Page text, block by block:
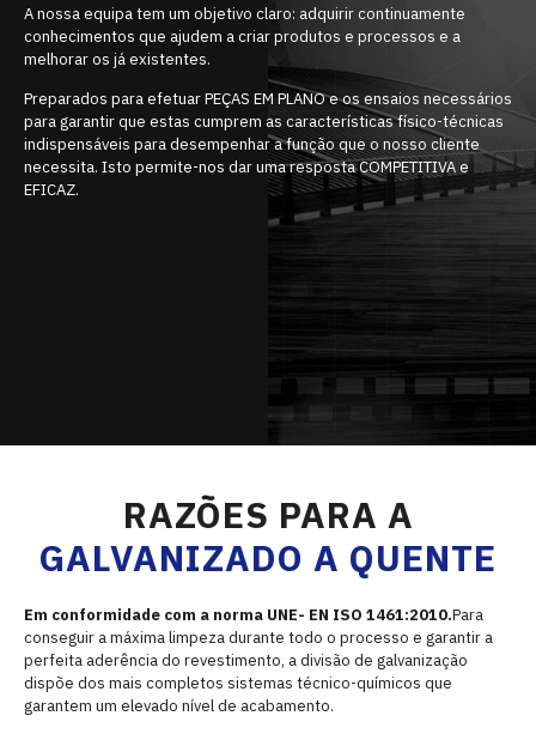
A nossa equipa tem um objetivo claro: adquirir continuamente
conhecimentos que ajudem a criar produtos e processos e a
melhorar os já existentes.
Preparados para efetuar PEÇAS EM PLANO e os ensaios necessários
para garantir que estas cumprem as características físico-técnicas
indispensáveis para desempenhar a função que o nosso cliente
necessita. Isto permite-nos dar uma resposta COMPETITIVA e
EFICAZ.
RAZÕES PARA A
GALVANIZADO A QUENTE
Em conformidade com a norma UNE- EN ISO 1461:2010.Para
conseguir a máxima limpeza durante todo o processo e garantir a
perfeita aderência do revestimento, a divisão de galvanização
dispõe dos mais completos sistemas técnico-químicos que
garantem um elevado nível de acabamento.